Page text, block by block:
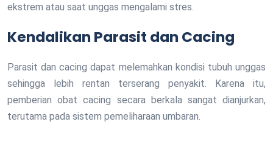
ekstrem atau saat unggas mengalami stres.
Kendalikan Parasit dan Cacing
Parasit dan cacing dapat melemahkan kondisi tubuh unggas
sehingga lebih rentan terserang penyakit. Karena itu,
pemberian obat cacing secara berkala sangat dianjurkan,
terutama pada sistem pemeliharaan umbaran.